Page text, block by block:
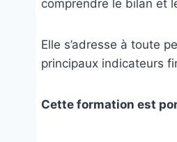
comprendre le bilan et
Elle s’adresse à toute
principaux indicateurs
Cette formation est